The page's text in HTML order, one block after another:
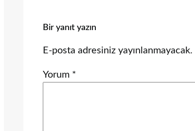
Bir yanıt yazın
E-posta adresiniz yayınlanmayacak.
Yorum *